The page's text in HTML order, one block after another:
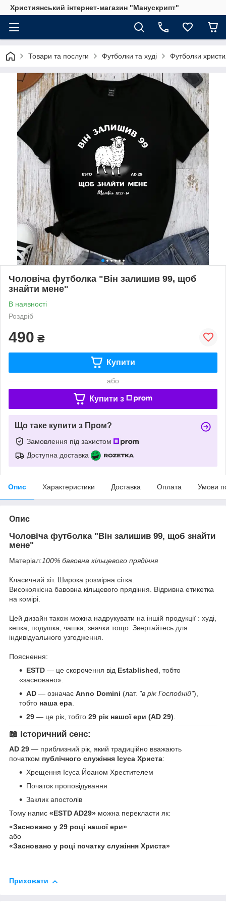
Християнський інтернет-магазин "Манускрипт"
Товари та послуги Футболки та худі Футболки
Чоловіча футболка "Він залишив 99, щоб
знайти мене"
В наявності
Роздріб
490 ₴
Купити
або
Купити з
Що таке купити з Пром?
Замовлення під захистом
Доступна доставка
Опис Характеристики Доставка Оплата Умови
Опис
Чоловіча футболка "Він залишив 99, щоб знайти
мене"
Матеріал:100% бавовна кільцевого прядіння
Класичний хіт. Широка розмірна сітка.
Високоякісна бавовна кільцевого прядіння. Відривна етикетка
на комірі.
Цей дизайн також можна надрукувати на іншій продукції : худі,
кепка, подушка, чашка, значки тощо. Звертайтесь для
індивідуального узгодження.
Пояснення:
ESTD — це скорочення від Established , тобто
«засновано».
AD — означає Anno Domini (лат. "в рік Господній"),
тобто наша ера
29 — це рік, тобто 29 рік нашої ери (AD 29)
📖 Історичний сенс:
AD 29 — приблизний рік, який традиційно вважають
початком публічного служіння Ісуса Христа:
Хрещення Ісуса Йоаном Хрестителем
Початок проповідування
Заклик апостолів
Тому напис «ESTD AD29» можна перекласти як:
«Засновано у 29 році нашої ери»
або
«Засновано у році початку служіння Христа»
Приховати